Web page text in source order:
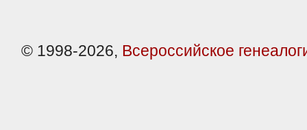
© 1998-2026, Всероссийское